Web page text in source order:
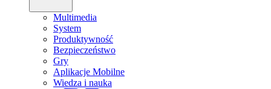
Multimedia
System
Produktywność
Bezpieczeństwo
Gry
Aplikacje Mobilne
Wiedza i nauka